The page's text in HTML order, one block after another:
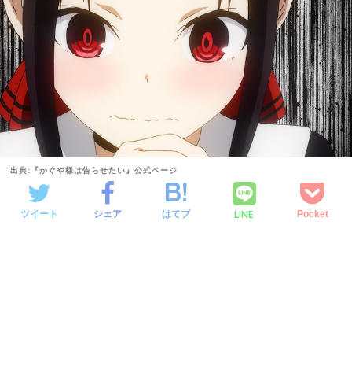
出典:『かぐや様は告らせたい』公式ページ
ツイート シェア はてブ LINE Pocket